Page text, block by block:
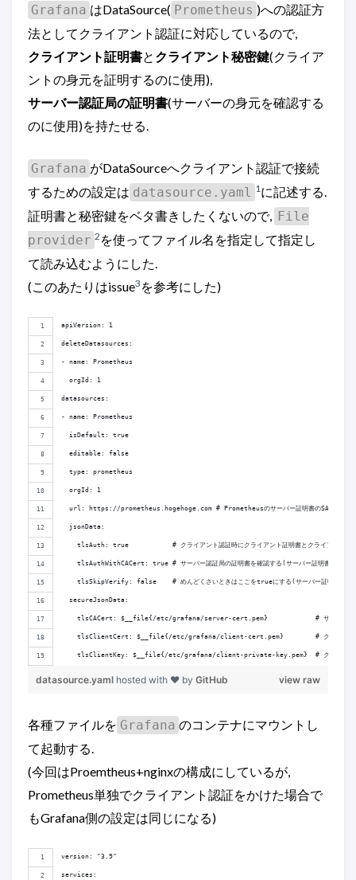
Grafana はDataSource( Prometheus )への認証方
法としてクライアント認証に対応しているので,
クライアント証明書と クライアント秘密鍵(クライア
ントの身元を証明するのに使用),
サーバー認証局の証明書(サーバーの身元を確認する
のに使用)を持たせる.
Grafana がDataSourceへクライアント認証で接続
するための設定は datasource.yaml 1 に記述する.
証明書と秘密鍵をベタ書きしたくないので, File
provider 2 を使ってファイル名を指定して指定し
て読み込むようにした.
(このあたりはissue3 を参考にした)
apiVersion: 1
deleteDatasources:
- name: Prometheus
  orgId: 1
datasources:
- name: Prometheus
  isDefault: true
  editable: false
  type: prometheus
  orgId: 1
url: https://prometheus.hogehoge.com # Prometheusのサーバー証明書のSANsに指定
  jsonData:
tlsAuth: true           # クライアント認証時にクライアント証明書とクライアント秘
tlsAuthWithCACert: true # サーバー認証局の証明書を確認する(サーバー証明書が公的な
tlsSkipVerify: false    # めんどくさいときはここをtrueにする(サーバー証明書の正
  secureJsonData:
tlsCACert: $__file{/etc/grafana/server-cert.pem}            # サーバー認証局
tlsClientCert: $__file{/etc/grafana/client-cert.pem}        # クライアン
tlsClientKey: $__file{/etc/grafana/client-private-key.pem}  # クライアン
view raw
datasource.yaml hosted with ❤ by GitHub
各種ファイルを Grafana のコンテナにマウントし
て起動する.
(今回はProemtheus+nginxの構成にしているが,
Prometheus単独でクライアント認証をかけた場合で
もGrafana側の設定は同じになる)
version: "3.9"
services: